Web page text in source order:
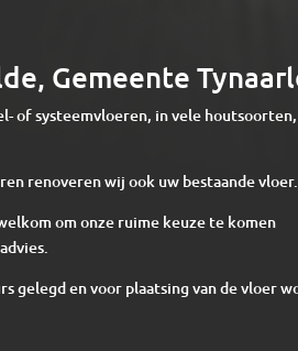
Gemeente
of systeemvloeren, in vele houtsoorten,
renoveren wij ook uw bestaande vloer.
om onze ruime keuze te komen
gelegd en voor plaatsing van de vloer